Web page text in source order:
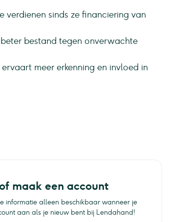
sinds ze financiering van
bestand tegen onverwachte
meer erkenning en invloed in
maak een account
informatie alleen beschikbaar wanneer je
aan als je nieuw bent bij Lendahand!